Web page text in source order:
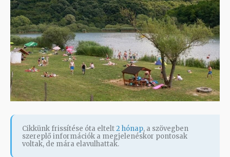
Cikkünk frissítése óta eltelt2 hónap, a szövegben
szereplő információk a megjelenéskor pontosak
voltak, de mára elavulhattak.